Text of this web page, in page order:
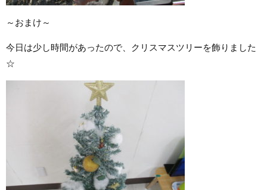
～おまけ～
今日は少し時間があったので、クリスマスツリーを飾りました
☆